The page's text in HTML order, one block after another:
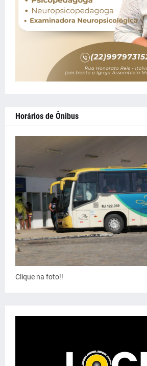
Horários de Ônibus
Clique na foto!!